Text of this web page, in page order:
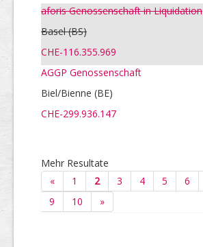
aforis Genossenschaft in Liquidation
Basel(BS)
CHE-116.355.969
AGGP Genossenschaft
Biel/Bienne (BE)
CHE-299.936.147
Mehr Resultate
«
1 2 3 4 5 6
9
10 »